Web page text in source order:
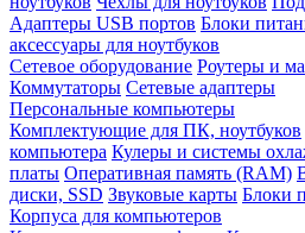
Адаптеры USB портов Блоки
аксессуары для ноутбуков
Сетевое оборудование Роутеры и
Коммутаторы Сетевые адаптеры
Персональные компьютеры
Комплектующие для ПК, ноутбуков
компьютера Кулеры и системы
платы Оперативная память (RAM)
диски, SSD Звуковые карты Блоки
Корпуса для компьютеров